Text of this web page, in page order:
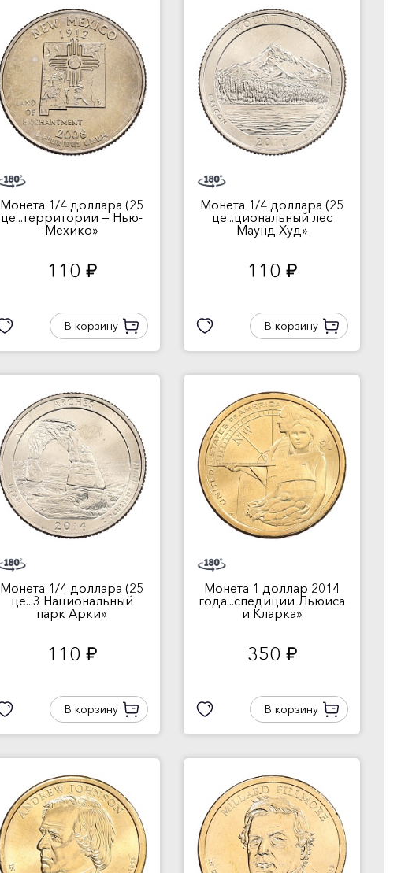
Монета 1/4 доллара (25
це...территории — Нью-
Мехико»
110 руб.
В корзину
Монета 1/4 доллара (25
це...циональный лес
Маунд Худ»
110 руб.
В корзину
Монета 1/4 доллара (25
це...3 Национальный
парк Арки»
110 руб.
В корзину
Монета 1 доллар 2014
года...спедиции Льюиса
и Кларка»
350 руб.
В корзину